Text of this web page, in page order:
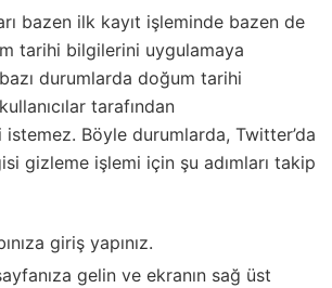
bazen ilk kayıt işleminde bazen de
tarihi bilgilerini uygulamaya
durumlarda doğum tarihi
tarafından
Böyle durumlarda, Twitter’da
gizleme işlemi için şu adımları takip
giriş yapınız.
gelin ve ekranın sağ üst